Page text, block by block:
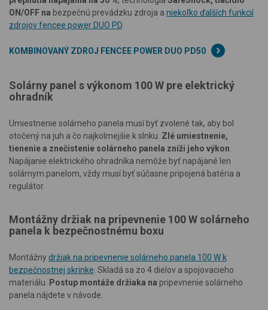
ON/OFF na bezpečnú prevádzku zdroja a niekoľko ďalších funkcií
zdrojov fencee power DUO PD
KOMBINOVANÝ ZDROJ FENCEE POWER DUO PD50
Solárny panel s výkonom 100 W pre elektrický
ohradník
Umiestnenie solárneho panela musí byť zvolené tak, aby bol
otočený na juh a čo najkolmejšie k slnku. Zlé umiestnenie,
tienenie a znečistenie solárneho panela zníži jeho výkon
Napájanie elektrického ohradníka nemôže byť napájané len
solárnym panelom, vždy musí byť súčasne pripojená batéria a
regulátor.
Montážny držiak na pripevnenie 100 W solárneho
panela k bezpečnostnému boxu
Montážnydržiak na pripevnenie solárneho panela 100 W k
bezpečnostnej skrinke . Skladá sa zo 4 dielov a spojovacieho
materiálu.
Postup montáže držiaka na pripevnenie solárneho
panela nájdete v návode.